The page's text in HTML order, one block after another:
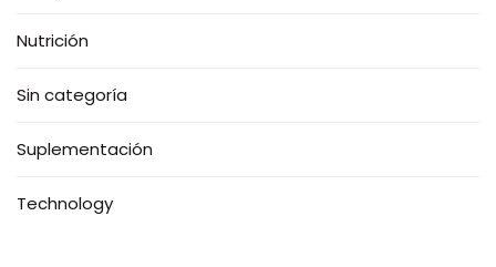
Nutrición
Sin categoría
Suplementación
Technology